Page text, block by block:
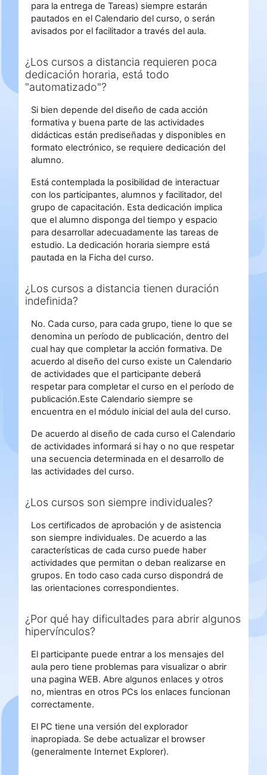
para la entrega de Tareas) siempre estarán
pautados en el Calendario del curso, o serán
avisados por el facilitador a través del aula.
¿Los cursos a distancia requieren poca
dedicación horaria, está todo
"automatizado"?
Si bien depende del diseño de cada acción
formativa y buena parte de las actividades
didácticas están prediseñadas y disponibles en
formato electrónico, se requiere dedicación del
alumno.
Está contemplada la posibilidad de interactuar
con los participantes, alumnos y facilitador, del
grupo de capacitación. Esta dedicación implica
que el alumno disponga del tiempo y espacio
para desarrollar adecuadamente las tareas de
estudio. La dedicación horaria siempre está
pautada en la Ficha del curso.
¿Los cursos a distancia tienen duración
indefinida?
No. Cada curso, para cada grupo, tiene lo que se
denomina un período de publicación, dentro del
cual hay que completar la acción formativa. De
acuerdo al diseño del curso existe un Calendario
de actividades que el participante deberá
respetar para completar el curso en el período de
publicación.Este Calendario siempre se
encuentra en el módulo inicial del aula del curso.
De acuerdo al diseño de cada curso el Calendario
de actividades informará si hay o no que respetar
una secuencia determinada en el desarrollo de
las actividades del curso.
¿Los cursos son siempre individuales?
Los certificados de aprobación y de asistencia
son siempre individuales. De acuerdo a las
características de cada curso puede haber
actividades que permitan o deban realizarse en
grupos. En todo caso cada curso dispondrá de
las orientaciones correspondientes.
¿Por qué hay dificultades para abrir algunos
hipervínculos?
El participante puede entrar a los mensajes del
aula pero tiene problemas para visualizar o abrir
una pagina WEB. Abre algunos enlaces y otros
no, mientras en otros PCs los enlaces funcionan
correctamente.
El PC tiene una versión del explorador
inapropiada. Se debe actualizar el browser
(generalmente Internet Explorer).